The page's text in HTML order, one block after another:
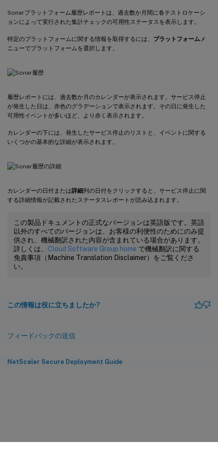
Sonarプラットフォーム履歴レポートは、過去数か月間に各テストロケーシ
ョンによって実行された集計チェックの可用性ステータスを表示します。
特定のプラットフォームに関する情報を取得するには、 プラットフォーム メ
ニューでプラットフォームを選択します。
履歴レポートには、過去数か月のカレンダーが表示されます。サービス停止
が発生した日は、赤色のグラデーションで表示されます。その日に発生した
可用性イベントが多いほど、より赤く表示されます。
カレンダーの下には、発生したサービス停止のリストと、イベントに関する
いくつかの基本的な詳細が表示されます。
カレンダーの日付または詳細列の日付をクリックすると、サービス停止に関
する詳細情報が記載されたステータスレポートが読み込まれます。
この製品ドキュメントの正式なバージョンは英語版です。英語
以外のすべてのバージョンは、お客様の利便性のためにのみ提
供され、機械翻訳された内容が含まれている場合があります。
詳しくは、 Cloud Software Group home で機械翻訳に関する
免責事項（Machine Translation Disclaimer）をご覧くださ
い。
この情報は役に立ちましたか?
フィードバックの送信
NetScaler Secure Deployment Guide